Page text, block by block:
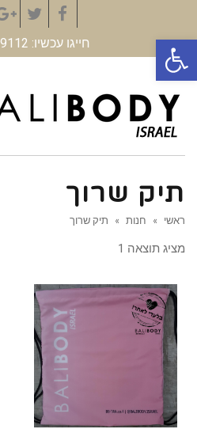
פתח סרגל נגישות
Facebook
Twitter
חייגו עכשיו: 054-7669112
תיק שרוך
ראשי » חנות » תיק שרוך
מציג תוצאה 1